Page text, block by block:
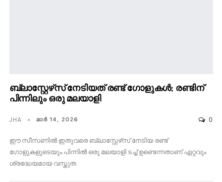
ബ്ലാസ്റ്റേഴ്‌സ് നേടിയത് രണ്ട് ഗോളുകൾ; രണ്ടിന്
പിന്നിലും ഒരു മലയാളി
JHA മാര്‍ 14, 2026 0
ഈ സീസണിൽ ഇതുവരെ ബ്ലാസ്റ്റേഴ്‌സ് നേടിയ രണ്ട്
ഗോളുകളുടെയും പിന്നിൽ ഒരു മലയാളി ടച്ച് ഉണ്ടെന്നതാണ് ഏറ്റവും
ശ്രദ്ധേയമായ വസ്തുത.